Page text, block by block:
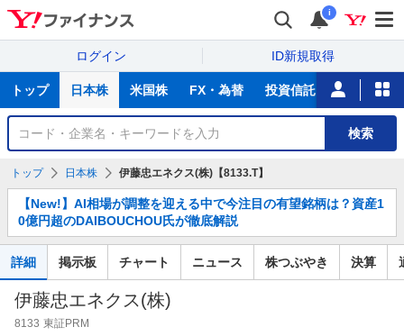
i
ログイン ID新規取得
サ
トップ 日本株 米国株 FX・為替 投資信託 ニュース
銘
検
検索
トップ 日本株 伊藤忠エネクス(株)【8133.T】
知
ら
せ
【New!】AI相場が調整を迎える中で今注目の有望銘柄は？資産1
0億円超のDAIBOUCHOU氏が徹底解説
詳細 掲示板 チャート ニュース 株つぶやき 決算
伊藤忠エネクス(株)
8133 東証PRM